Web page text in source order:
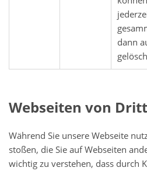
dann
Webseiten von
Während Sie unsere Webseite
stoßen, die Sie auf Webseiten
wichtig zu verstehen, dass durch